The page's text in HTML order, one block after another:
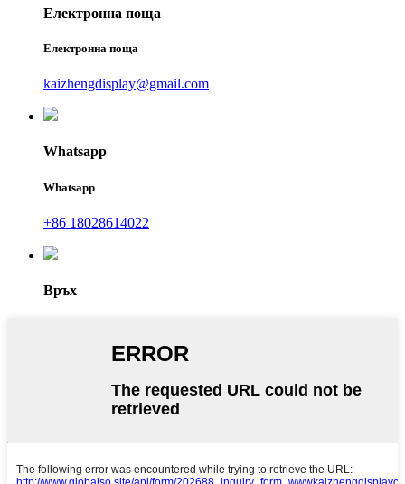
Електронна поща
Електронна поща
kaizhengdisplay@gmail.com
Whatsapp
Whatsapp
+86 18028614022
Връх